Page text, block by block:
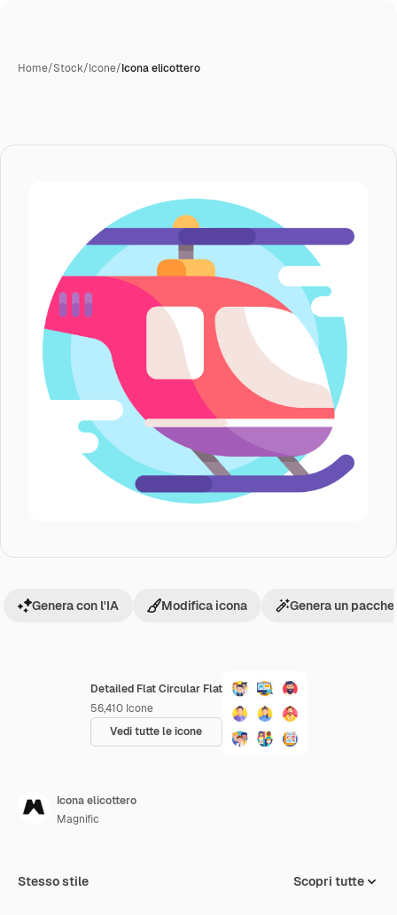
Home/Stock/Icone/Icona elicottero
Detailed Flat Circular Flat
56,410 Icone
Vedi tutte le icone
Genera con l'IA Modifica icona Genera un
Icona elicottero
Magnific
Stesso stile Scopri tutte